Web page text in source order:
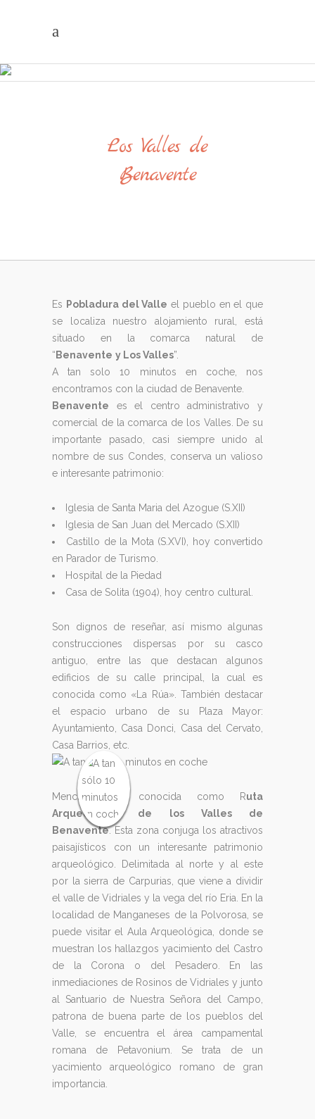
Los Valles de
Benavente
Es Pobladura del Valle el pueblo en el que
se localiza nuestro alojamiento rural, está
situado en la comarca natural de
“ Benavente y Los Valles”.
A tan solo 10 minutos en coche, nos
encontramos con la ciudad de Benavente.
Benavente es el centro administrativo y
comercial de la comarca de los Valles. De su
importante pasado, casi siempre unido al
nombre de sus Condes, conserva un valioso
e interesante patrimonio:
Iglesia de Santa Maria del Azogue (S.XII)
Iglesia de San Juan del Mercado (S.XII)
Castillo de la Mota (S.XVI), hoy convertido
en Parador de Turismo.
Hospital de la Piedad
Casa de Solita (1904), hoy centro cultural.
Son dignos de reseñar, así mismo algunas
construcciones dispersas por su casco
antiguo, entre las que destacan algunos
edificios de su calle principal, la cual es
conocida como «La Rúa». También destacar
el espacio urbano de su Plaza Mayor:
Ayuntamiento, Casa Donci, Casa del Cervato,
Casa Barrios, etc.
Mencionar la conocida como Ruta
Arqueológica de los Valles de
Benavente. Esta zona conjuga los atractivos
paisajísticos con un interesante patrimonio
arqueológico. Delimitada al norte y al este
por la sierra de Carpurias, que viene a dividir
el valle de Vidriales y la vega del río Eria. En la
localidad de Manganeses de la Polvorosa, se
puede visitar el Aula Arqueológica, donde se
muestran los hallazgos yacimiento del Castro
de la Corona o del Pesadero. En las
inmediaciones de Rosinos de Vidriales y junto
al Santuario de Nuestra Señora del Campo,
patrona de buena parte de los pueblos del
Valle, se encuentra el área campamental
romana de Petavonium. Se trata de un
yacimiento arqueológico romano de gran
importancia.